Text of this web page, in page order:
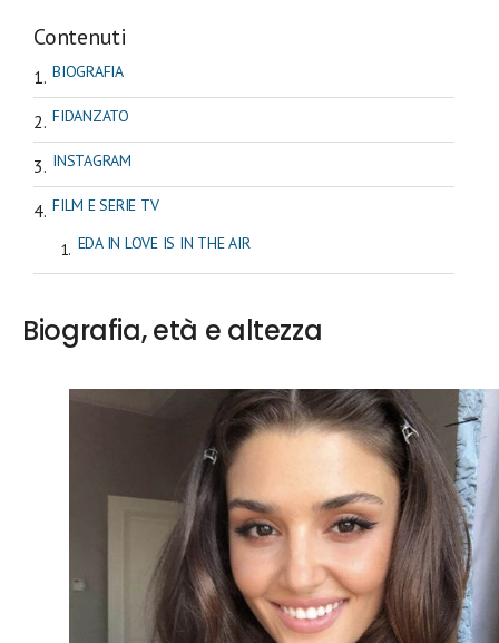
Contenuti
BIOGRAFIA
FIDANZATO
INSTAGRAM
FILM E SERIE TV
EDA IN LOVE IS IN THE AIR
Biografia, età e altezza